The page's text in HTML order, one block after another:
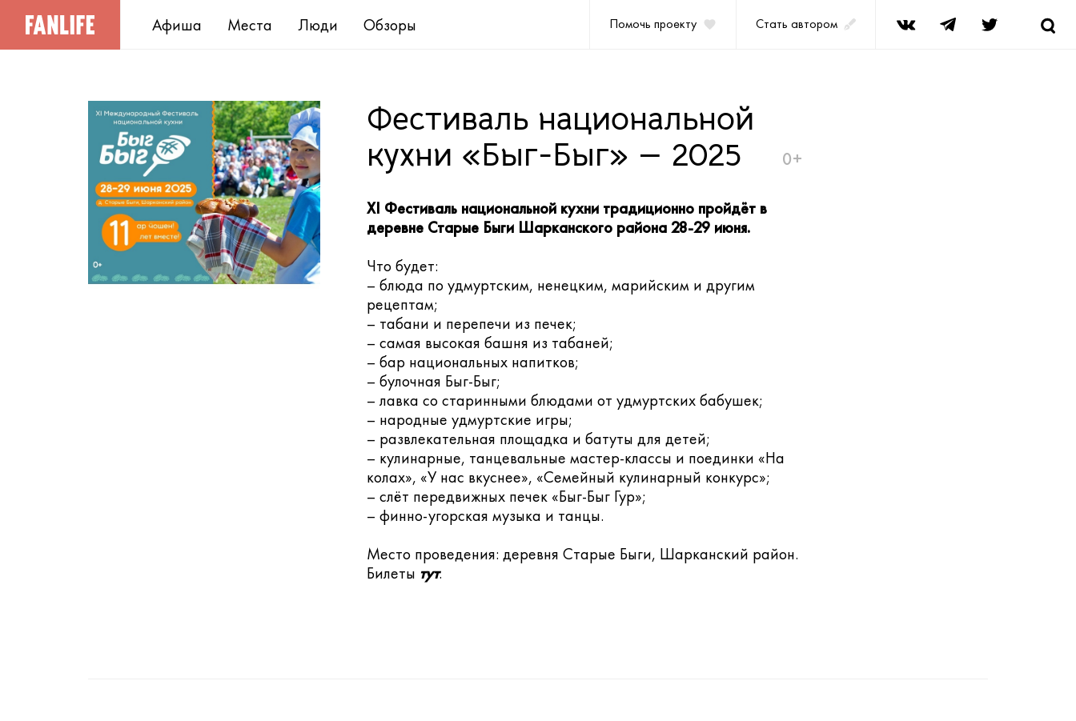
Афиша Места Люди Обзоры Помочь проекту Стать автором
Фестиваль национальной
кухни «Быг-Быг» — 2025
0+
XI Фестиваль национальной кухни традиционно пройдёт в
деревне Старые Быги Шарканского района 28-29 июня.
Что будет:
– блюда по удмуртским, ненецким, марийским и другим
рецептам;
– табани и перепечи из печек;
– самая высокая башня из табаней;
– бар национальных напитков;
– булочная Быг-Быг;
– лавка со старинными блюдами от удмуртских бабушек;
– народные удмуртские игры;
– развлекательная площадка и батуты для детей;
– кулинарные, танцевальные мастер-классы и поединки «На
колах», «У нас вкуснее», «Семейный кулинарный конкурс»;
– слёт передвижных печек «Быг-Быг Гур»;
– финно-угорская музыка и танцы.
Место проведения: деревня Старые Быги, Шарканский район.
Билеты тут.